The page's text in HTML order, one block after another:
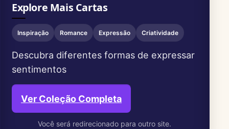
Explore Mais Cartas
Inspiração Romance Expressão Criatividade
Descubra diferentes formas de expressar
sentimentos
Ver Coleção Completa
Você será redirecionado para outro site.